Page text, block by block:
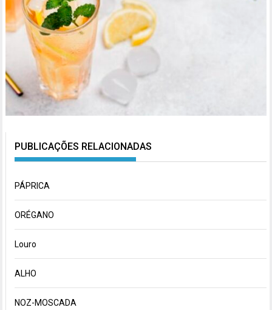
PUBLICAÇÕES RELACIONADAS
PÁPRICA
ORÉGANO
Louro
ALHO
NOZ-MOSCADA